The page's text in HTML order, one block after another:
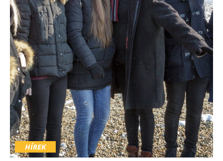
HÍREK